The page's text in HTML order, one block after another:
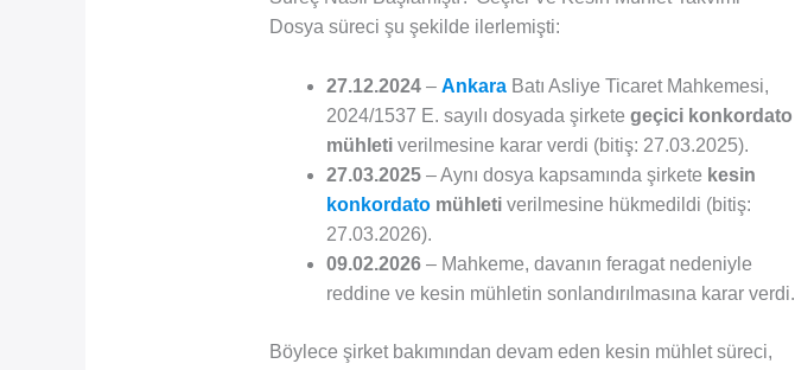
Dosya süreci şu şekilde ilerlemişti:
27.12.2024– Ankara Batı Asliye Ticaret Mahkemesi,
2024/1537 E. sayılı dosyada şirkete geçici konkordato
mühletiverilmesine karar verdi (bitiş: 27.03.2025).
27.03.2025– Aynı dosya kapsamında şirkete kesin
konkordato mühletiverilmesine hükmedildi (bitiş:
27.03.2026).
09.02.2026– Mahkeme, davanın feragat nedeniyle
reddine ve kesin mühletin sonlandırılmasına karar verdi.
Böylece şirket bakımından devam eden kesin mühlet süreci,